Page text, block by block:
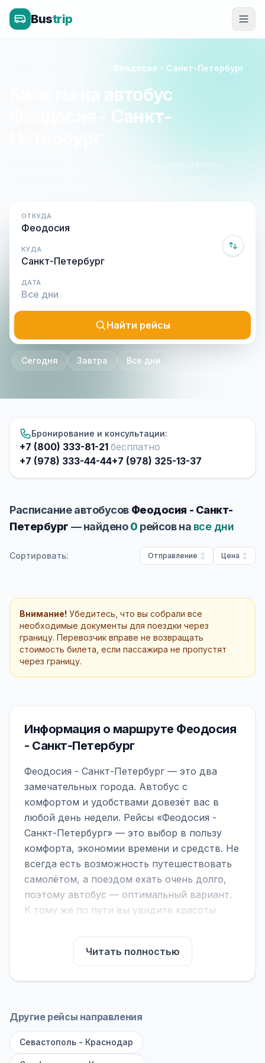
Bustrip
Феодосия - Санкт-Петербург
Билеты на автобус
Феодосия - Санкт-
ОТКУДА
КУДА
ДАТА
Найти рейсы
Сегодня Завтра Все дни
Бронирование и консультации:
+7 (800) 333-81-21 бесплатно
+7 (978) 333-44-44+7 (978) 325-13-37
Расписание автобусов Феодосия - Санкт-
Петербург — найдено0 рейсов на все дни
Сортировать: Отправление Цена
Внимание! Убедитесь, что вы собрали все
необходимые документы для поездки через
границу. Перевозчик вправе не возвращать
стоимость билета, если пассажира не пропустят
через границу.
Информация о маршруте Феодосия
- Санкт-Петербург
Феодосия - Санкт-Петербург — это два
замечательных города. Автобус с
комфортом и удобствами довезёт вас в
любой день недели. Рейсы «Феодосия -
Санкт-Петербург» — это выбор в пользу
комфорта, экономии времени и средств. Не
всегда есть возможность путешествовать
самолётом, а поездом ехать очень долго,
поэтому автобус — оптимальный вариант.
К тому же по пути вы увидите красоты
На нашем сайте вы можете найти
расписание автобусов Феодосия - Санкт-
Петербург, сравнить рейсы и выбрать
обратите внимание на микроавтобусы (8–18
большие автобусы (от 40 мест): у них лучше
подвеска и дорога ощущается меньше.
Читать полностью
Другие рейсы направления
Севастополь - Краснодар